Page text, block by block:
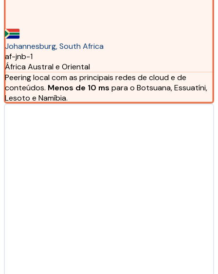
Johannesburg, South Africa
af-jnb-1
África Austral e Oriental
Peering local com as principais redes de cloud e de
conteúdos. Menos de 10 ms para o Botsuana, Essuatíni,
Lesoto e Namíbia.